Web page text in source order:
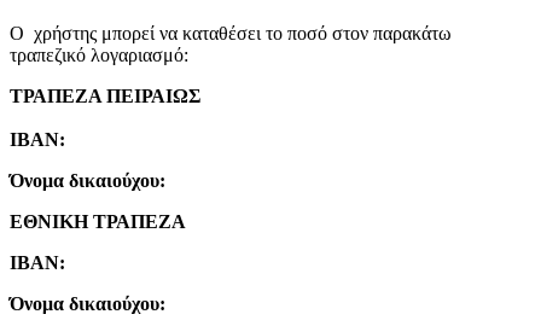
Ο χρήστης μπορεί να καταθέσει το ποσό στον παρακάτω
τραπεζικό λογαριασμό:
ΤΡΑΠΕΖΑ ΠΕΙΡΑΙΩΣ
IBAN:
Όνομα δικαιούχου:
ΕΘΝΙΚΗ ΤΡΑΠΕΖΑ
IBAN:
Όνομα δικαιούχου: